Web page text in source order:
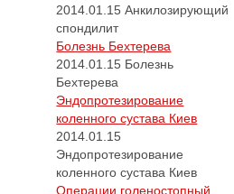
2014.01.15 Анкилозирующий
спондилит
Болезнь Бехтерева
2014.01.15 Болезнь
Бехтерева
Эндопротезирование
коленного сустава Киев
2014.01.15
Эндопротезирование
коленного сустава Киев
Операции голеностопный